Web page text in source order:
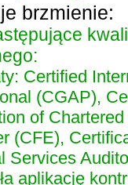
brzmienie:
Certified
(CGAP),
of
(CFE),
Services
aplikację